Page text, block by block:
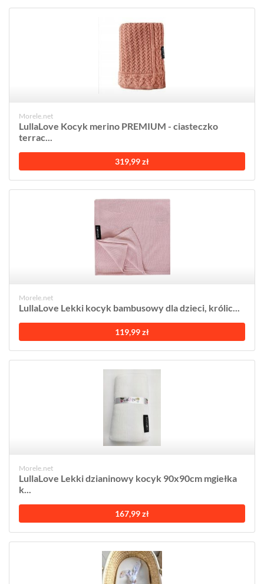
Morele.net
LullaLove Kocyk merino PREMIUM - ciasteczko
terrac...
319,99 zł
Morele.net
LullaLove Lekki kocyk bambusowy dla dzieci, królic...
119,99 zł
Morele.net
LullaLove Lekki dzianinowy kocyk 90x90cm mgiełka
k...
167,99 zł